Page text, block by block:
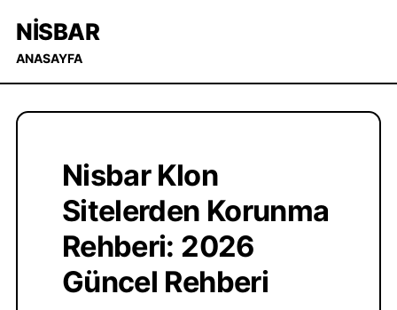
NISBAR
ANASAYFA
Nisbar Klon
Sitelerden Korunma
Rehberi: 2026
Güncel Rehberi